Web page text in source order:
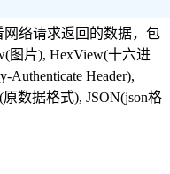
络请求返回的数据，包
图片), HexView(十六进
Authenticate Header),
原数据格式), JSON(json格